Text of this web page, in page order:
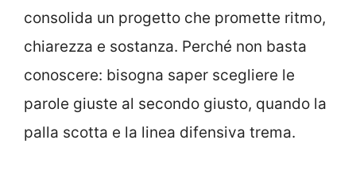
consolida un progetto che promette ritmo,
chiarezza e sostanza. Perché non basta
conoscere: bisogna saper scegliere le
parole giuste al secondo giusto, quando la
palla scotta e la linea difensiva trema.